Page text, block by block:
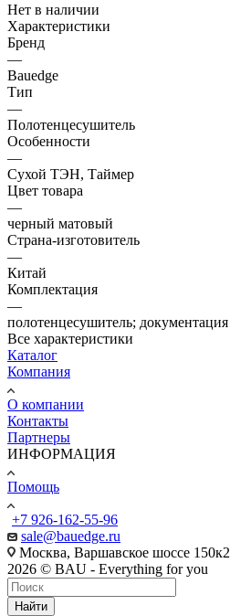
Нет в наличии
Характеристики
Бренд
—
Bauedge
Тип
—
Полотенцесушитель
Особенности
—
Сухой ТЭН, Таймер
Цвет товара
—
черный матовый
Страна-изготовитель
—
Китай
Комплектация
—
полотенцесушитель; документация
Все характеристики
Каталог
Компания
О компании
Контакты
Партнеры
ИНФОРМАЦИЯ
Помощь
+7 926-162-55-96
sale@bauedge.ru
Москва, Варшавское шоссе 150к2
2026 © BAU - Everything for you
Найти